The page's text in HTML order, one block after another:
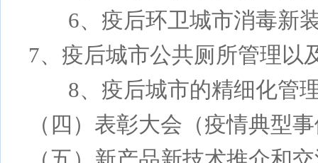
6、疫后环卫城市消毒新
7、疫后城市公共厕所管理以
8、疫后城市的精细化管
（四）表彰大会（疫情典型